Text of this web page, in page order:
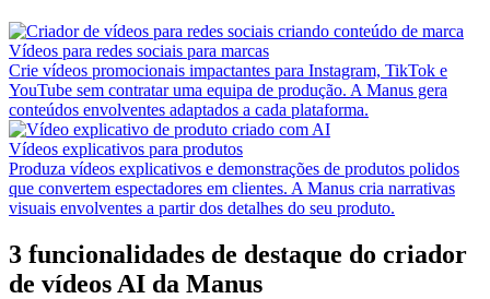
Vídeos para redes sociais para marcas
Crie vídeos promocionais impactantes para Instagram, TikTok e
YouTube sem contratar uma equipa de produção. A Manus gera
conteúdos envolventes adaptados a cada plataforma.
Vídeos explicativos para produtos
Produza vídeos explicativos e demonstrações de produtos polidos
que convertem espectadores em clientes. A Manus cria narrativas
visuais envolventes a partir dos detalhes do seu produto.
3 funcionalidades de destaque do criador
de vídeos AI da Manus